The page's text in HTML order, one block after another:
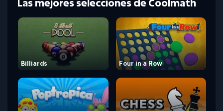
Billiards Four in a Row